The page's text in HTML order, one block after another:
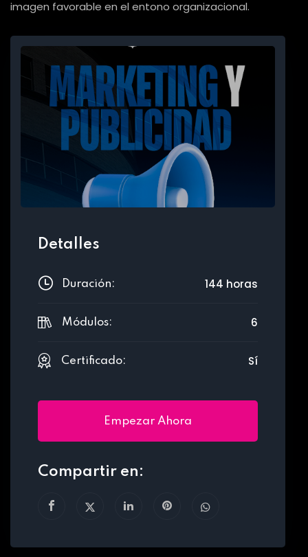
imagen favorable en el entono organizacional.
Detalles
Duración: 144 horas
Módulos: 6
Certificado: Sí
Empezar Ahora
Compartir en: